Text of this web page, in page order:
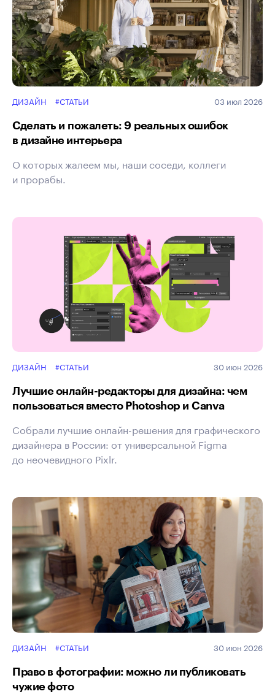
ДИЗАЙН #СТАТЬИ 03 июл 2026
Сделать и пожалеть: 9 реальных ошибок
в дизайне интерьера
О которых жалеем мы, наши соседи, коллеги
и прорабы.
ДИЗАЙН #СТАТЬИ 30 июн 2026
Лучшие онлайн-редакторы для дизайна: чем
пользоваться вместо Photoshop и Canva
Собрали лучшие онлайн-решения для графического
дизайнера в России: от универсальной Figma
до неочевидного Pixlr.
ДИЗАЙН #СТАТЬИ 30 июн 2026
Право в фотографии: можно ли публиковать
чужие фото